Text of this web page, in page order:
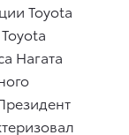
Toyota
Нагата